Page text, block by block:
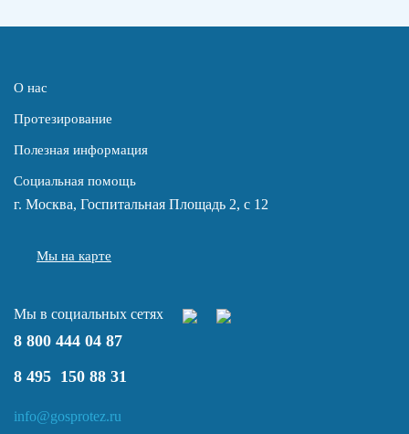
О нас
Протезирование
Полезная информация
Социальная помощь
г. Москва, Госпитальная Площадь 2, с 12
Мы на карте
Мы в социальных сетях
8 800 444 04 87
8 495 150 88 31
info@gosprotez.ru